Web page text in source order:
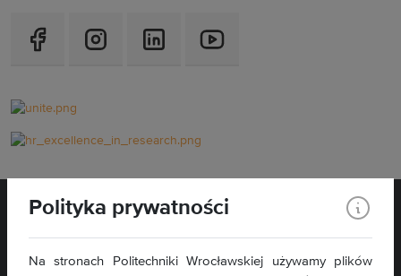
Polityka prywatności
Na stronach Politechniki Wrocławskiej używamy plików